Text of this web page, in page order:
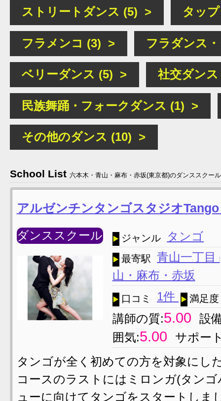
ストリートダンス (5) > タッ
フラメンコ (3) > フラダンス
ベリーダンス (5) > 社交ダン
民族舞踊・フォークダンス (1) >
その他のダンス (10) >
School List 六本木・青山・麻布・赤坂(東京都)のダンススクー
アルゼンチンタンゴスタジオ
ダンススクール ジャンル タンゴ
最寄駅 青山一丁目
山・麻布・赤坂
口コミ 1件 満足度
講師の質:5.00
設
囲気:5.00
サポー
タンゴが全く初めての方を対象にし
コースのラストにはミロンガ(タン
ューに向けてタンゴをスタートしま